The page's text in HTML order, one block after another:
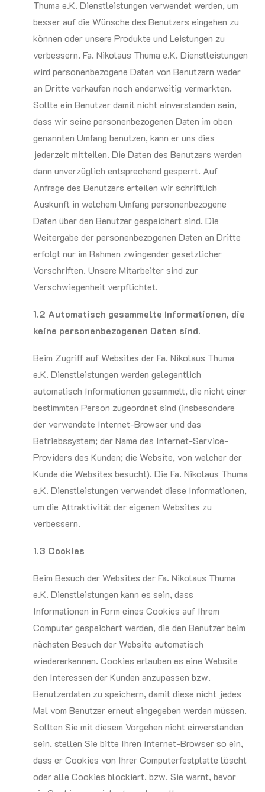
Thuma e.K. Dienstleistungen verwendet werden, um
besser auf die Wünsche des Benutzers eingehen zu
können oder unsere Produkte und Leistungen zu
verbessern. Fa. Nikolaus Thuma e.K. Dienstleistungen
wird personenbezogene Daten von Benutzern weder
an Dritte verkaufen noch anderweitig vermarkten.
Sollte ein Benutzer damit nicht einverstanden sein,
dass wir seine personenbezogenen Daten im oben
genannten Umfang benutzen, kann er uns dies
jederzeit mitteilen. Die Daten des Benutzers werden
dann unverzüglich entsprechend gesperrt. Auf
Anfrage des Benutzers erteilen wir schriftlich
Auskunft in welchem Umfang personenbezogene
Daten über den Benutzer gespeichert sind. Die
Weitergabe der personenbezogenen Daten an Dritte
erfolgt nur im Rahmen zwingender gesetzlicher
Vorschriften. Unsere Mitarbeiter sind zur
Verschwiegenheit verpflichtet.
1.2 Automatisch gesammelte Informationen, die
keine personenbezogenen Daten sind.
Beim Zugriff auf Websites der Fa. Nikolaus Thuma
e.K. Dienstleistungen werden gelegentlich
automatisch Informationen gesammelt, die nicht einer
bestimmten Person zugeordnet sind (insbesondere
der verwendete Internet-Browser und das
Betriebssystem; der Name des Internet-Service-
Providers des Kunden; die Website, von welcher der
Kunde die Websites besucht). Die Fa. Nikolaus Thuma
e.K. Dienstleistungen verwendet diese Informationen,
um die Attraktivität der eigenen Websites zu
verbessern.
1.3 Cookies
Beim Besuch der Websites der Fa. Nikolaus Thuma
e.K. Dienstleistungen kann es sein, dass
Informationen in Form eines Cookies auf Ihrem
Computer gespeichert werden, die den Benutzer beim
nächsten Besuch der Website automatisch
wiedererkennen. Cookies erlauben es eine Website
den Interessen der Kunden anzupassen bzw.
Benutzerdaten zu speichern, damit diese nicht jedes
Mal vom Benutzer erneut eingegeben werden müssen.
Sollten Sie mit diesem Vorgehen nicht einverstanden
sein, stellen Sie bitte Ihren Internet-Browser so ein,
dass er Cookies von Ihrer Computerfestplatte löscht
oder alle Cookies blockiert, bzw. Sie warnt, bevor